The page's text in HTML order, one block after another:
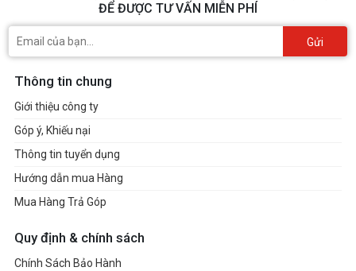
ĐỂ ĐƯỢC TƯ VẤN MIỄN PHÍ
Gửi
Thông tin chung
Giới thiệu công ty
Góp ý, Khiếu nại
Thông tin tuyển dụng
Hướng dẫn mua Hàng
Mua Hàng Trả Góp
Quy định & chính sách
Chính Sách Bảo Hành